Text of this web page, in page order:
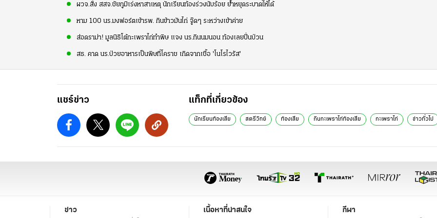
ผวจ.สั่ง สสจ.ชัยภูมิเร่งหาสาเหตุ นักเรียนท้องร่วงนับร้อย ย้ำหยุดระบาดให้ได้
หาม 100 นร.มงฟอร์ตเข้ารพ. กินข้าวมันไก่ จู๊ดๆ ระหว่างเข้าค่าย
ส่อดราม่า! มูลนิธิโต้กะเพราไก่ทำพิษ แจง นร.กินนมนอน ท้องเลยปั่นป่วน
สธ. คาด นร.ป่วยอาหารเป็นพิษที่โคราช เกิดจากเชื้อ 'โนโรไวรัส'
แชร์ข่าว แท็กที่เกี่ยวข้อง
นักเรียนท้องเสีย สตรีวิทย์ ท้องเสีย กินกะเพราไก่ท้องเสีย กะเพราไก่ ข่าวทั่วไป
ข่าว เนื้อหาที่น่าสนใจ กีฬา